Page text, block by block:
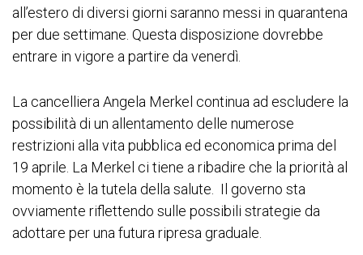
all’estero di diversi giorni saranno messi in quarantena
per due settimane. Questa disposizione dovrebbe
entrare in vigore a partire da venerdì.
La cancelliera Angela Merkel continua ad escludere la
possibilità di un allentamento delle numerose
restrizioni alla vita pubblica ed economica prima del
19 aprile. La Merkel ci tiene a ribadire che la priorità al
momento è la tutela della salute. Il governo sta
ovviamente riflettendo sulle possibili strategie da
adottare per una futura ripresa graduale.